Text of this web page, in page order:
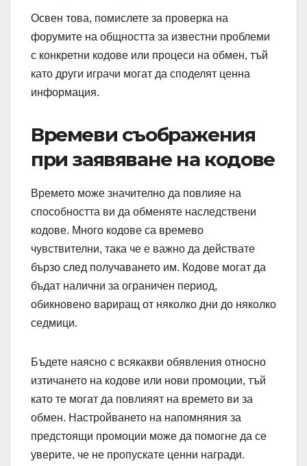
Освен това, помислете за проверка на
форумите на общността за известни проблеми
с конкретни кодове или процеси на обмен, тъй
като други играчи могат да споделят ценна
информация.
Времеви съображения
при заявяване на кодове
Времето може значително да повлияе на
способността ви да обменяте наследствени
кодове. Много кодове са времево
чувствителни, така че е важно да действате
бързо след получаването им. Кодове могат да
бъдат налични за ограничен период,
обикновено вариращ от няколко дни до няколко
седмици.
Бъдете наясно с всякакви обявления относно
изтичането на кодове или нови промоции, тъй
като те могат да повлияят на времето ви за
обмен. Настройването на напомняния за
предстоящи промоции може да помогне да се
уверите, че не пропускате ценни награди.